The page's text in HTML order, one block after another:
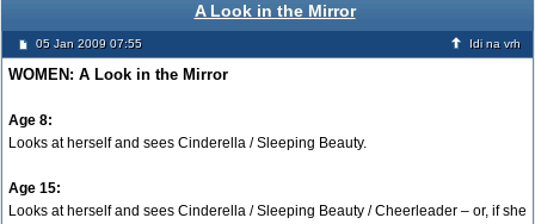
A Look in the Mirror
05 Jan 2009 07:55 Idi na vrh
WOMEN: A Look in the Mirror
Age 8:
Looks at herself and sees Cinderella / Sleeping Beauty.
Age 15:
Looks at herself and sees Cinderella / Sleeping Beauty / Cheerleader – or, if she